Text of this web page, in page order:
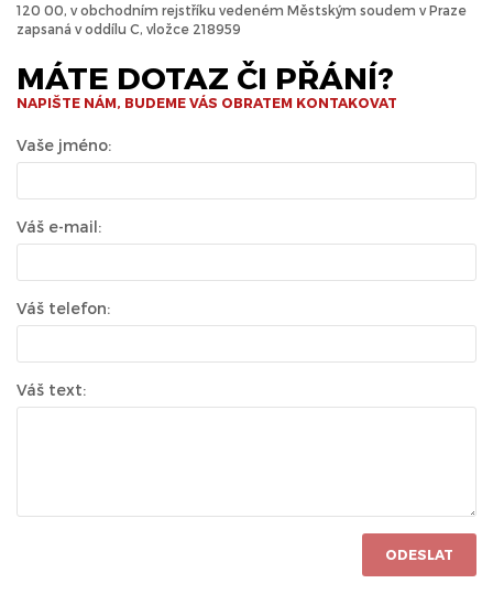
120 00, v obchodním rejstříku vedeném Městským soudem v Praze
zapsaná v oddílu C, vložce 218959
MÁTE DOTAZ ČI PŘÁNÍ?
NAPIŠTE NÁM, BUDEME VÁS OBRATEM KONTAKOVAT
Vaše jméno:
Váš e-mail:
Váš telefon:
Váš text:
ODESLAT